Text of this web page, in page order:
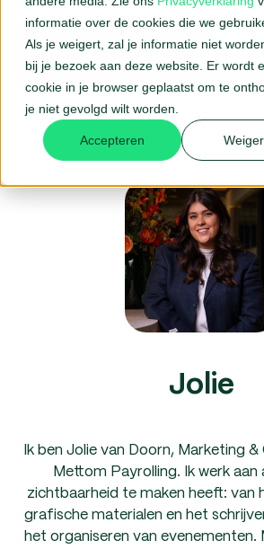
informatie over de cookies die we
Als je weigert, zal je informatie niet
bij je bezoek aan deze website. Er wordt
cookie in je browser geplaatst om te
je niet gevolgd wilt worden.
Accepteren
Jolie
Ik ben Jolie van Doorn, Marketing
Mettom Payrolling. Ik werk aan
zichtbaarheid te maken heeft: van
grafische materialen en het
het organiseren van evenementen.